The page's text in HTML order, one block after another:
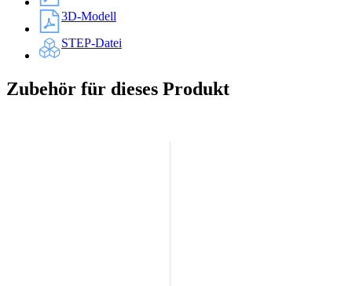
3D-Modell
STEP-Datei
Zubehör für dieses Produkt